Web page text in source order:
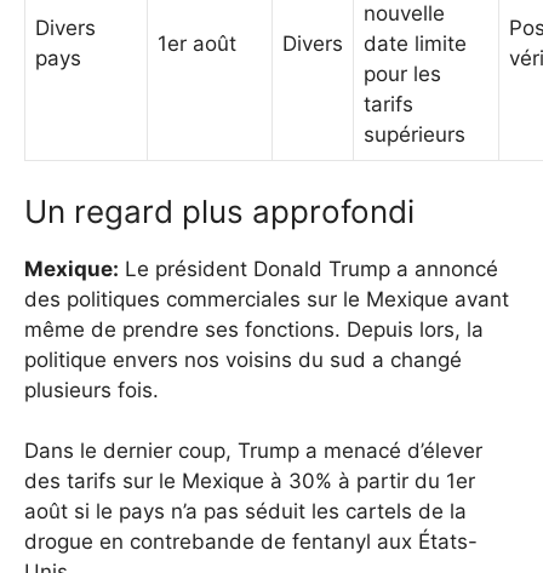
Divers
pays
1er août Divers
nouvelle
date limite
pour les
tarifs
supérieurs
Un regard plus approfondi
Mexique: Le président Donald Trump a annoncé
des politiques commerciales sur le Mexique avant
même de prendre ses fonctions. Depuis lors, la
politique envers nos voisins du sud a changé
plusieurs fois.
Dans le dernier coup, Trump a menacé d’élever
des tarifs sur le Mexique à 30% à partir du 1er
août si le pays n’a pas séduit les cartels de la
drogue en contrebande de fentanyl aux États-